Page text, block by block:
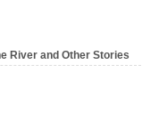
River and Other Stories